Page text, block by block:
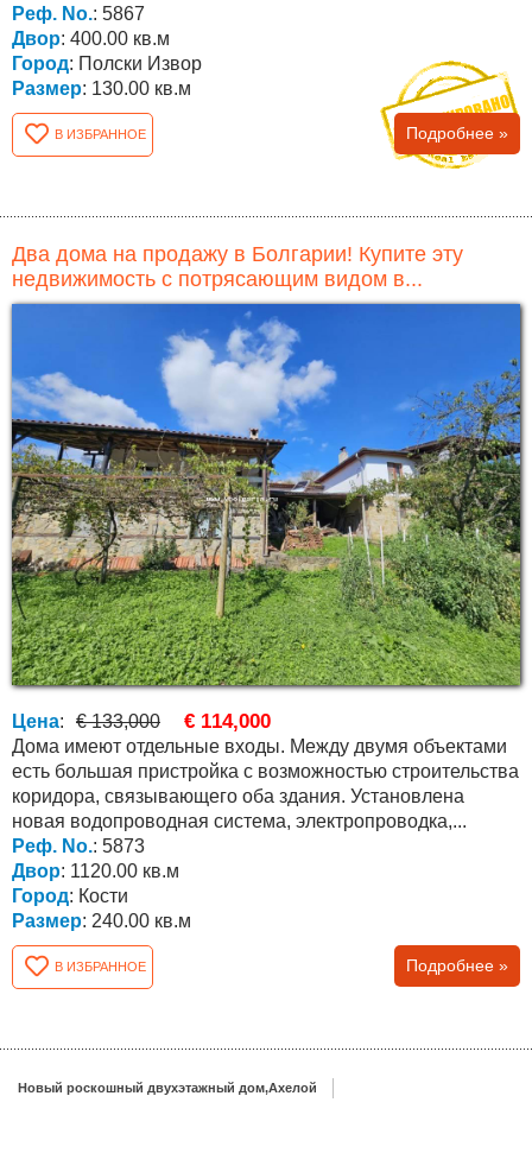
Реф. No.: 5867
Двор: 400.00 кв.м
Город: Полски Извор
Размер: 130.00 кв.м
В ИЗБРАННОЕ Подробнее »
Два дома на продажу в Болгарии! Купите эту
недвижимость с потрясающим видом в...
Цена: € 133,000 € 114,000
Дома имеют отдельные входы. Между двумя объектами
есть большая пристройка с возможностью строительства
коридора, связывающего оба здания. Установлена
новая водопроводная система, электропроводка,...
Реф. No.: 5873
Двор: 1120.00 кв.м
Город: Кости
Размер: 240.00 кв.м
В ИЗБРАННОЕ Подробнее »
Новый роскошный двухэтажный дом,Ахелой